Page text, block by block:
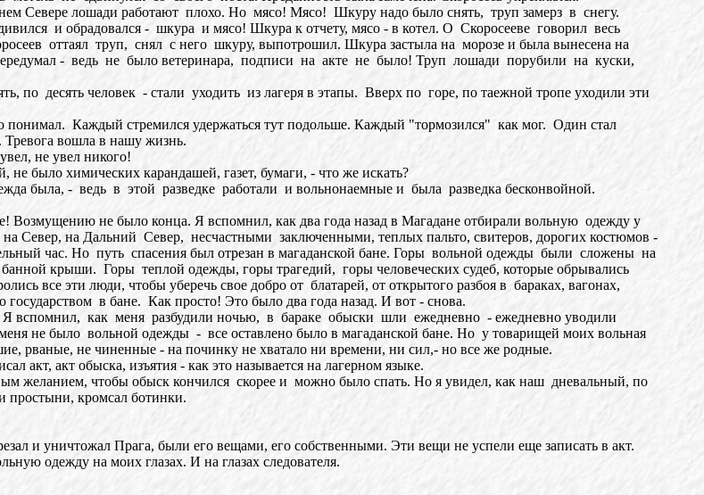
Севере лошади работают плохо. Но мясо! Мясо! Шкуру надо было снять, труп замерз в снегу.
и обрадовался - шкура и мясо! Шкура к отчету, мясо - в котел. О Скоросееве говорил весь
оттаял труп, снял с него шкуру, выпотрошил. Шкура застыла на морозе и была вынесена на
- ведь не было ветеринара, подписи на акте не было! Труп лошади порубили на куски,
по десять человек - стали уходить из лагеря в этапы. Вверх по горе, по таежной тропе уходили эти
Каждый стремился удержаться тут подольше. Каждый "тормозился" как мог. Один стал
вошла в нашу жизнь.
не увел никого!
было химических карандашей, газет, бумаги, - что же искать?
была, - ведь в этой разведке работали и вольнонаемные и была разведка бесконвойной.
Возмущению не было конца. Я вспомнил, как два года назад в Магадане отбирали вольную одежду у
Север, на Дальний Север, несчастными заключенными, теплых пальто, свитеров, дорогих костюмов -
час. Но путь спасения был отрезан в магаданской бане. Горы вольной одежды были сложены на
крыши. Горы теплой одежды, горы трагедий, горы человеческих судеб, которые обрывались
все эти люди, чтобы уберечь свое добро от блатарей, от открытого разбоя в бараках, вагонах,
в бане. Как просто! Это было два года назад. И вот - снова.
вспомнил, как меня разбудили ночью, в бараке обыски шли ежедневно - ежедневно уводили
не было вольной одежды - все оставлено было в магаданской бане. Но у товарищей моих вольная
рваные, не чиненные - на починку не хватало ни времени, ни сил,- но все же родные.
акт, акт обыска, изъятия - как это называется на лагерном языке.
желанием, чтобы обыск кончился скорее и можно было спать. Но я увидел, как наш дневальный, по
простыни, кромсал ботинки.
и уничтожал Прага, были его вещами, его собственными. Эти вещи не успели еще записать в акт.
одежду на моих глазах. И на глазах следователя.